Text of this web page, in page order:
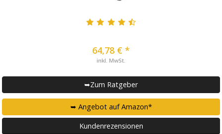
64,78 € *
inkl. MwSt.
➥Zum Ratgeber
➥ Angebot auf Amazon*
Kundenrezensionen